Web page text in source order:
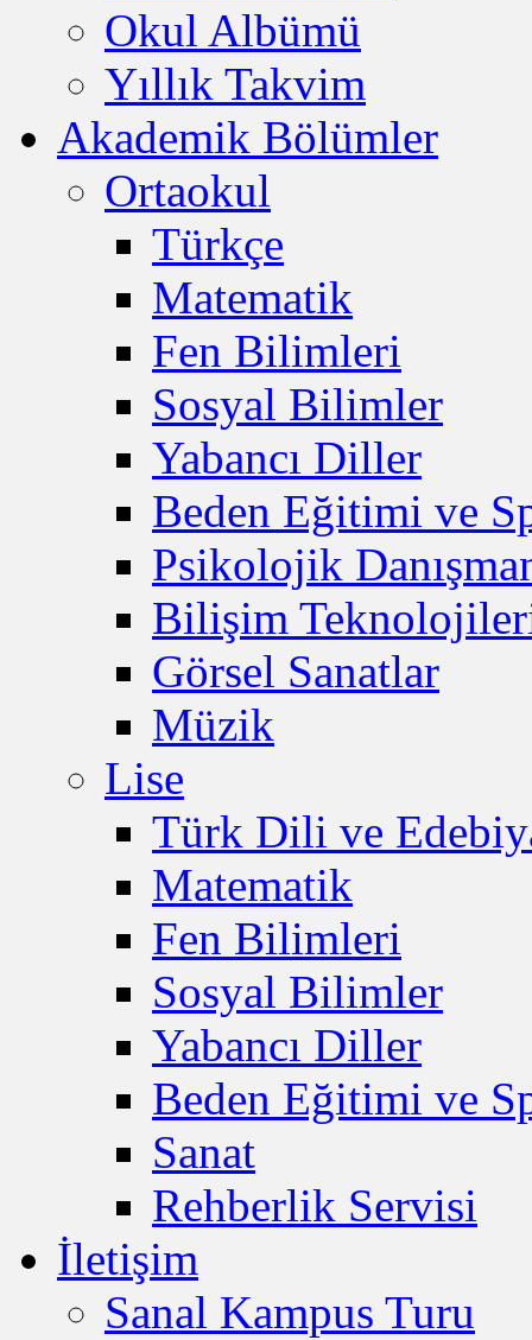
Okul Albümü
Yıllık Takvim
Akademik Bölümler
Ortaokul
Türkçe
Matematik
Fen Bilimleri
Sosyal Bilimler
Yabancı Diller
Beden Eğitimi ve
Psikolojik
Bilişim
Görsel Sanatlar
Müzik
Lise
Türk Dili ve
Matematik
Fen Bilimleri
Sosyal Bilimler
Yabancı Diller
Beden Eğitimi ve
Sanat
Rehberlik Servisi
İletişim
Sanal Kampus Turu